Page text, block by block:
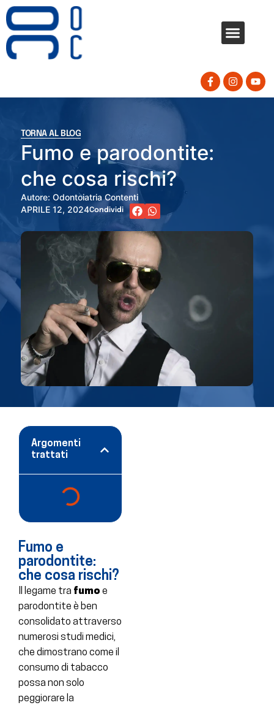
TORNA AL BLOG
Fumo e parodontite:
che cosa rischi?
Autore: Odontoiatria Contenti
APRILE 12, 2024Condividi
Argomenti
trattati
Fumo e
parodontite:
che cosa rischi?
Il legame tra fumo e
parodontite è ben
consolidato attraverso
numerosi studi medici,
che dimostrano come il
consumo di tabacco
possa non solo
peggiorare la